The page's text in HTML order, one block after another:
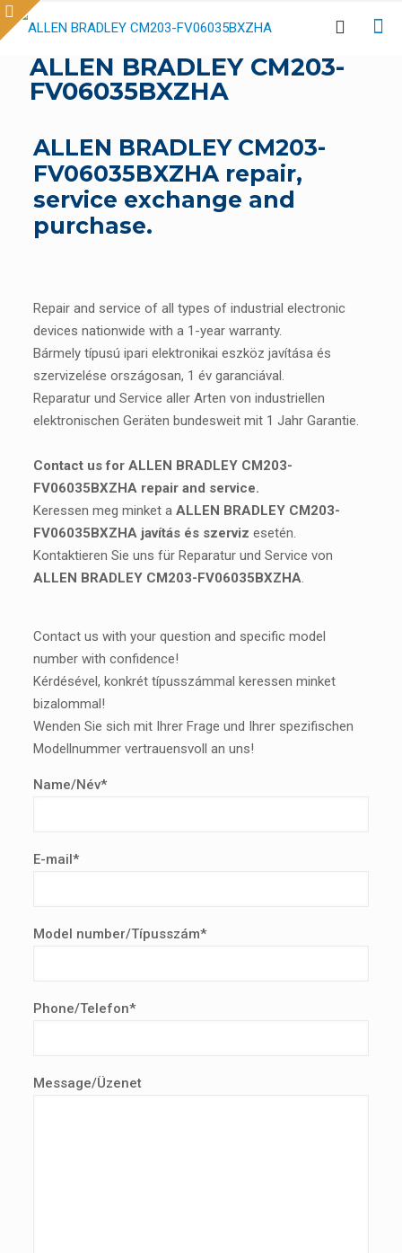
ALLEN BRADLEY CM203-
FV06035BXZHA
ALLEN BRADLEY CM203-
FV06035BXZHA repair,
service exchange and
purchase.
Repair and service of all types of industrial electronic
devices nationwide with a 1-year warranty.
Bármely típusú ipari elektronikai eszköz javítása és
szervizelése országosan, 1 év garanciával.
Reparatur und Service aller Arten von industriellen
elektronischen Geräten bundesweit mit 1 Jahr Garantie.
Contact us for ALLEN BRADLEY CM203-
FV06035BXZHA repair and service.
Keressen meg minket a ALLEN BRADLEY CM203-
FV06035BXZHA javítás és szerviz esetén.
Kontaktieren Sie uns für Reparatur und Service von
ALLEN BRADLEY CM203-FV06035BXZHA.
Contact us with your question and specific model
number with confidence!
Kérdésével, konkrét típusszámmal keressen minket
bizalommal!
Wenden Sie sich mit Ihrer Frage und Ihrer spezifischen
Modellnummer vertrauensvoll an uns!
Name/Név*
E-mail*
Model number/Típusszám*
Phone/Telefon*
Message/Üzenet